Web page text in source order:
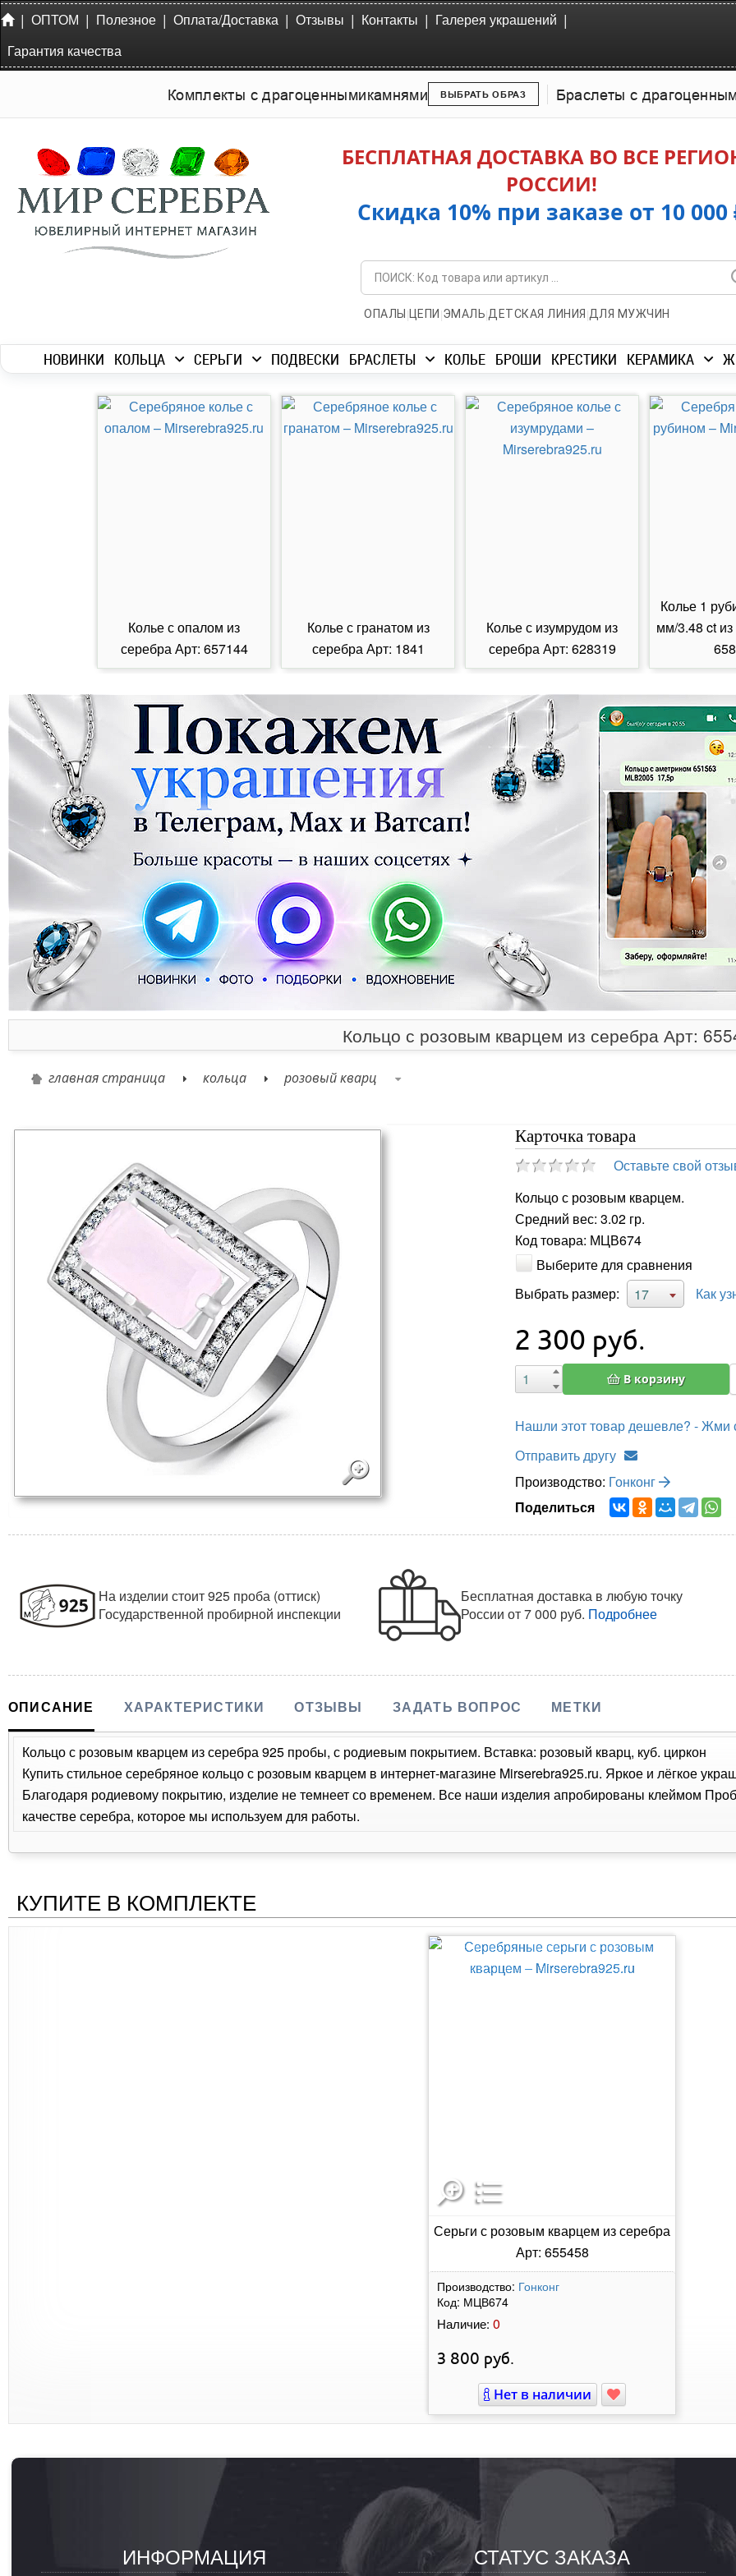
| ОПТОМ | Полезное | Оплата/Доставка | Отзывы | Контакты | Галерея украшений |
Гарантия качества
Комплекты с драгоценнымикамнями ВЫБРАТЬ ОБРАЗ Браслеты с
БЕСПЛАТНАЯ ДОСТАВКА ВО ВСЕ
РОССИИ!
Скидка 10% при заказе от 10 000
ОПАЛЫ | ЦЕПИ |ЭМАЛЬ|ДЕТСКАЯ ЛИНИЯ |ДЛЯ МУЖЧИН
НОВИНКИ КОЛЬЦА СЕРЬГИ ПОДВЕСКИ БРАСЛЕТЫ КОЛЬЕ БРОШИ КРЕСТИКИ КЕРАМИКА
Колье с опалом из
серебра Арт: 657144
Колье с гранатом из
серебра Арт: 1841
Колье с изумрудом из
серебра Арт: 628319
Колье 1
мм/3.48 ct
Кольцо с розовым кварцем из серебра Арт:
главная страница кольца розовый кварц
Карточка товара
Оставьте свой
Кольцо с розовым кварцем.
Средний вес: 3.02 гр.
Код товара: МЦВ674
Выберите для сравнения
Выбрать размер:
17 Как
2 300 руб.
В корзину
Нашли этот товар дешевле? - Жми
Отправить другу
Производство: Гонконг
Поделиться
На изделии стоит 925 проба (оттиск)
Государственной пробирной инспекции
Бесплатная доставка в любую точку
Россииот 7 000 руб. Подробнее
ОПИСАНИЕ ХАРАКТЕРИСТИКИ ОТЗЫВЫ ЗАДАТЬ ВОПРОС МЕТКИ
Кольцо с розовым кварцем из серебра 925 пробы, с родиевым покрытием. Вставка: розовый кварц, куб. циркон
Купить стильное серебряное кольцо с розовым кварцем в интернет-магазине Mirserebra925.ru. Яркое и лёгкое
Благодаря родиевому покрытию, изделие не темнеет со временем. Все наши изделия апробированы клеймом
качестве серебра, которое мы используем для работы.
КУПИТЕ В КОМПЛЕКТЕ
Серьги с розовым кварцем из серебра
Арт: 655458
Производство: Гонконг
Код: МЦВ674
Наличие: 0
3 800 руб.
Нет в наличии
ИНФОРМАЦИЯ СТАТУС ЗАКАЗА